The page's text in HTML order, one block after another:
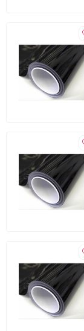
alındığında ürün
Ürün Kodu: